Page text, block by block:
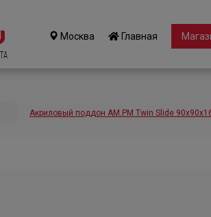
Москва Главная
Акриловый поддон AM.PM Twin Slide